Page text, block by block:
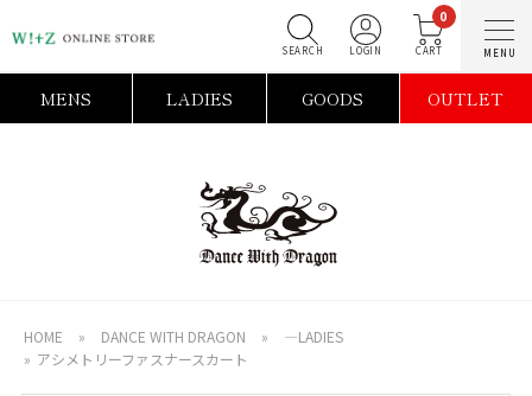
0
MENS LADIES GOODS OUTLET
HOME » DANCE WITH DRAGON »
―LADIES
» アシメトリーファスナースカート